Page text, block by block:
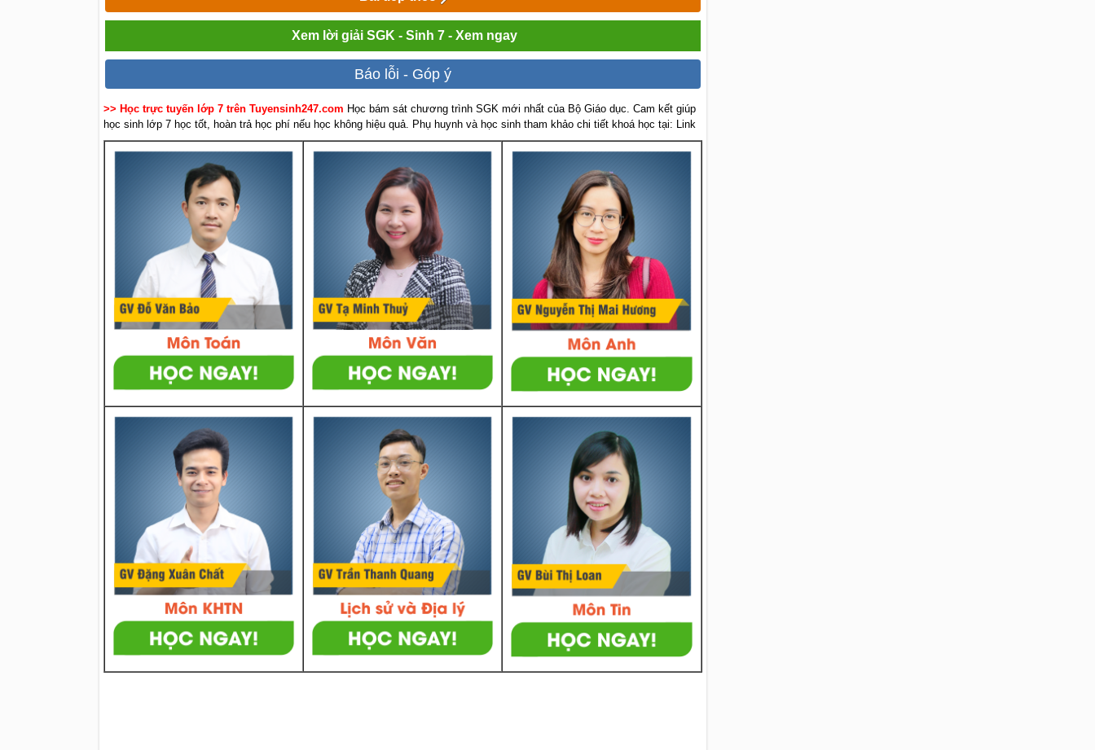
Xem lời giải SGK - Sinh 7 - Xem ngay
Báo lỗi - Góp ý
>> Học trực tuyến lớp 7 trên Tuyensinh247.com Học bám sát chương trình SGK mới nhất của Bộ Giáo dục. Cam kết giúp
học sinh lớp 7 học tốt, hoàn trả học phí nếu học không hiệu quả. Phụ huynh và học sinh tham khảo chi tiết khoá học tại: Link